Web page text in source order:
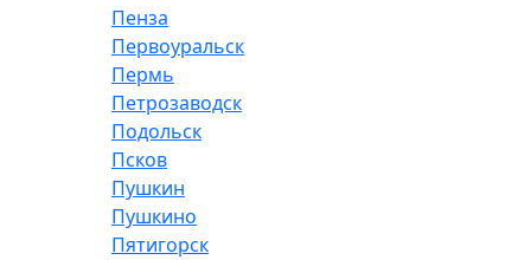
Пенза
Первоуральск
Пермь
Петрозаводск
Подольск
Псков
Пушкин
Пушкино
Пятигорск